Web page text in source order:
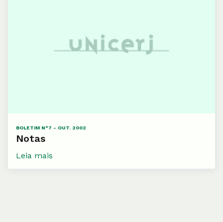
BOLETIM N°7 - OUT. 2002
Notas
Leia mais